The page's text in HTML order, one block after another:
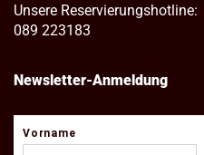
Unsere Reservierungshotline:
089 223183
Newsletter-Anmeldung